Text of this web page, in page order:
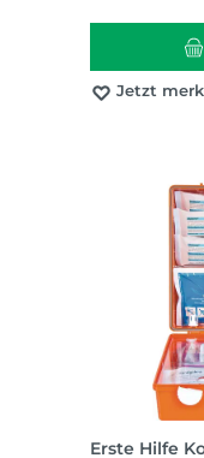
Jetzt
Erste Hilfe